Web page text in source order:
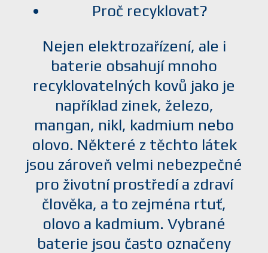
Proč recyklovat?
Nejen elektrozařízení, ale i
baterie obsahují mnoho
recyklovatelných kovů jako je
například zinek, železo,
mangan, nikl, kadmium nebo
olovo. Některé z těchto látek
jsou zároveň velmi nebezpečné
pro životní prostředí a zdraví
člověka, a to zejména rtuť,
olovo a kadmium. Vybrané
baterie jsou často označeny